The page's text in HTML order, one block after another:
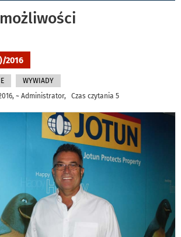
2016
WYWIADY
~ Administrator, Czas czytania 5